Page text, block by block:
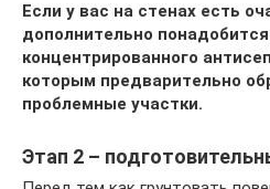
Если у вас на стенах есть
дополнительно
концентрированного
которым предварительно
проблемные участки.
Этап 2 –